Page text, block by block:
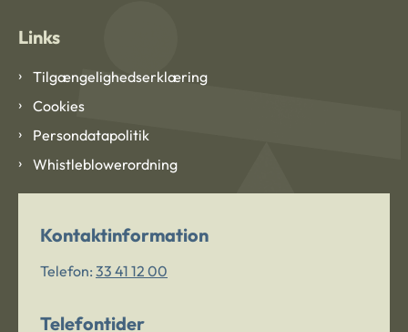
Links
Tilgængelighedserklæring
Cookies
Persondatapolitik
Whistleblowerordning
Kontaktinformation
Telefon: 33 41 12 00
Telefontider